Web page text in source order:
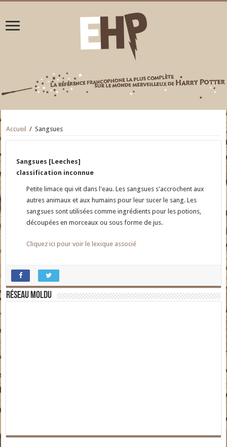
Accueil / Sangsues
Sangsues [Leeches]
classification inconnue
Petite limace qui vit dans l'eau. Les sangsues s'accrochent aux
autres animaux et aux humains pour leur sucer le sang. Les
sangsues sont utilisées comme ingrédients pour les potions,
découpées en morceaux ou sous forme de jus.
Cliquez ici pour voir le lexique associé
Réseau moldu